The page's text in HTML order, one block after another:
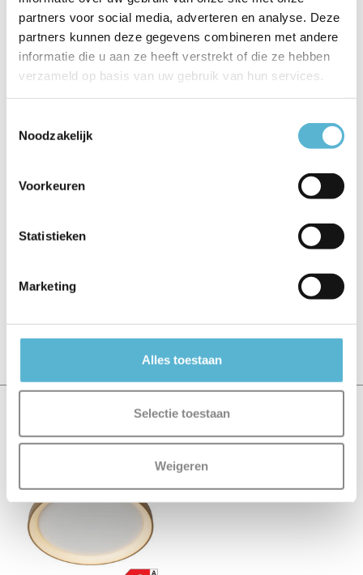
partners voor social media, adverteren en analyse. Deze
partners kunnen deze gegevens combineren met andere
informatie die u aan ze heeft verstrekt of die ze hebben
verzameld op basis van uw gebruik van hun services.
Noodzakelijk
Voorkeuren
Statistieken
Marketing
Alles toestaan
Selectie toestaan
Weigeren
EAN 5411212460837
Leverancier Lucide
Toon meer
Reviews
Schrijf je eigen review